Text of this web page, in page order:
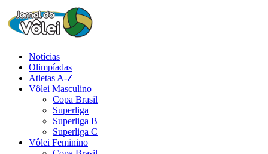
Notícias
Olimpíadas
Atletas A-Z
Vôlei Masculino
Copa Brasil
Superliga
Superliga B
Superliga C
Vôlei Feminino